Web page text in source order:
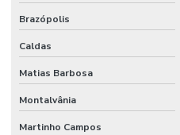
Brazópolis
Caldas
Matias Barbosa
Montalvânia
Martinho Campos